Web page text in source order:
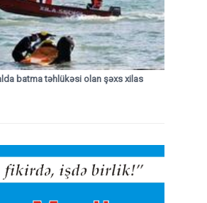
batma təhlükəsi olan şəxs xilas